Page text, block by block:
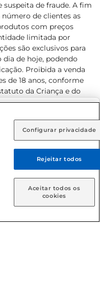
como deseja receber
Retire em Loja
suspeita de fraude. A fim
de clientes as
com preços
limitada por
são exclusivos para
de hoje, podendo
Proibida a venda
de 18 anos, conforme
da Criança e do
para o
on-line é de R$
os direitos
Configurar privacidade
Rejeitar todos
Aceitar todos os
cookies